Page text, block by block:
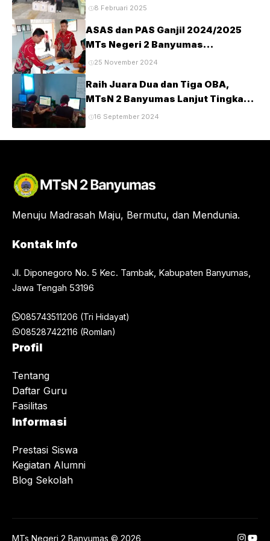
Kabupaten Banyumas Tahun 2025
8 Februari 2025
ASAS dan PAS Ganjil 2024/2025
MTs Negeri 2 Banyumas
Berlangsung Tertib dan Lancar
25 November 2024
Raih Juara Dua dan Tiga OBA,
MTsN 2 Banyumas Lanjut Tingkat
Provinsi
16 September 2024
Menuju Madrasah Maju, Bermutu, dan Mendunia.
Kontak Info
Jl. Diponegoro No. 5 Kec. Tambak, Kabupaten Banyumas,
Jawa Tengah 53196
085743511206 (Tri Hidayat)
085287422116 (Romlan)
Profil
Tentang
Daftar Guru
Fasilitas
Informasi
Prestasi Siswa
Kegiatan Alumni
Blog Sekolah
MTs Negeri 2 Banyumas © 2026